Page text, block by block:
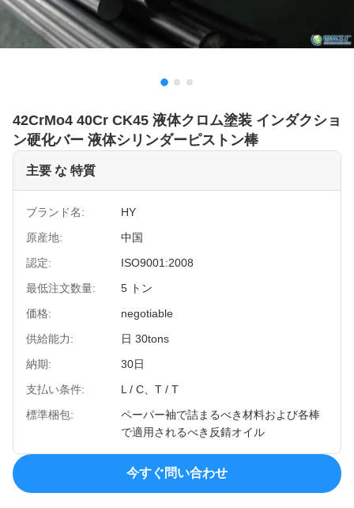
42CrMo4 40Cr CK45 液体クロム塗装 インダクショ
ン硬化バー 液体シリンダーピストン棒
主要 な 特質
ブランド名:
HY
原産地:
中国
認定:
ISO9001:2008
最低注文数量:
5 トン
価格:
negotiable
供給能力:
日 30tons
納期:
30日
支払い条件:
L / C、T / T
標準梱包:
ペーパー袖で詰まるべき材料および各棒
で適用されるべき反錆オイル
今すぐ問い合わせ